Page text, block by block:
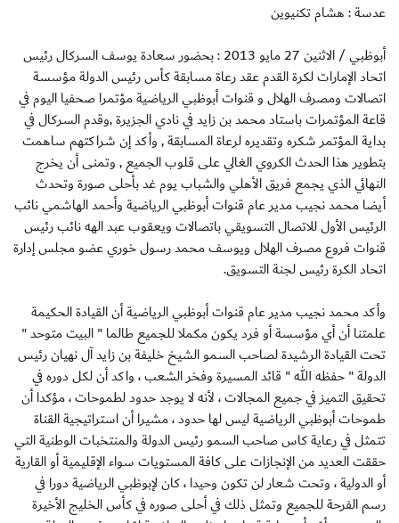
عدسة : هشام تكنيوين
أبوظبي / الاثنين 27 مايو 2013 : بحضور سعادة يوسف السركال رئيس
اتحاد الإمارات لكرة القدم عقد رعاة مسابقة كأس رئيس الدولة مؤسسة
اتصالات ومصرف الهلال و قنوات أبوظبي الرياضية مؤتمرا صحفيا اليوم في
قاعة المؤتمرات باستاد محمد بن زايد في نادي الجزيرة ,وقدم السركال في
بداية المؤتمر شكره وتقديره لرعاة المسابقة , وأكد إن شراكتهم ساهمت
بتطوير هذا الحدث الكروي الغالي على قلوب الجميع , وتمنى أن يخرج
النهائي الذي يجمع فريق الأهلي والشباب يوم غد بأحلى صورة وتحدث
أيضا محمد نجيب مدير عام قنوات أبوظبي الرياضية وأحمد الهاشمي نائب
الرئيس الأول للاتصال التسويقي باتصالات ويعقوب عبد الهه نائب رئيس
قنوات فروع مصرف الهلال ويوسف محمد رسول خوري عضو مجلس إدارة
اتحاد الكرة رئيس لجنة التسويق.
وأكد محمد نجيب مدير عام قنوات أبوظبي الرياضية أن القيادة الحكيمة
علمتنا أن أي مؤسسة أو فرد يكون مكملا للجميع طالما " البيت متوحد "
تحت القيادة الرشيدة لصاحب السمو الشيخ خليفة بن زايد آل نهيان رئيس
الدولة " حفظه الله " قائد المسيرة وفخر الشعب ، واكد أن لكل دوره في
تحقيق التميز في جميع المجالات ، لأنه لا يوجد حدود لطموحات ، مؤكدا أن
طموحات أبوظبي الرياضية ليس لها حدود ، مشيرا أن استراتيجية القناة
تتمثل في رعاية كاس صاحب السمو رئيس الدولة والمنتخبات الوطنية التي
حققت العديد من الإنجازات على كافة المستويات سواء الإقليمية أو القارية
أو الدولية ، وتحت شعار لن تكون وحيدا ، كان لإبوظبي الرياضية دورا في
رسم الفرحة للجميع وتمثل ذلك في أحلى صوره في كأس الخليج الأخيرة